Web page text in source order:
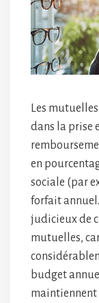
Les
dans la prise
en
sociale (par
forfait
judicieux de
mutuelles,
budget
maintiennent